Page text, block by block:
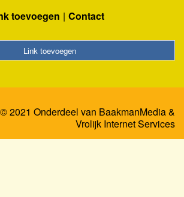
toevoegen Contact
Link toevoegen
2021 Onderdeel van BaakmanMedia&
Vrolijk Internet Services